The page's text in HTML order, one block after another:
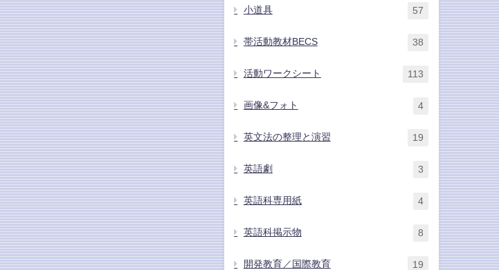
小道具 57
帯活動教材BECS 38
活動ワークシート 113
画像&フォト 4
英文法の整理と演習 19
英語劇 3
英語科専用紙 4
英語科掲示物 8
開発教育／国際教育 19